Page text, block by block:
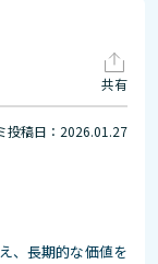
共有
投稿日：2026.01.27
、長期的な価値を